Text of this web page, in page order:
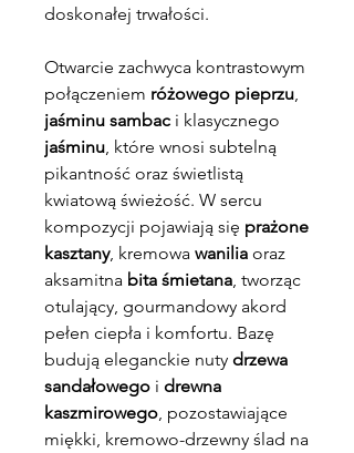
doskonałej trwałości.
Otwarcie zachwyca kontrastowym
połączeniem różowego pieprzu,
jaśminu sambac i klasycznego
jaśminu, które wnosi subtelną
pikantność oraz świetlistą
kwiatową świeżość. W sercu
kompozycji pojawiają się prażone
kasztany, kremowa wanilia oraz
aksamitna bita śmietana, tworząc
otulający, gourmandowy akord
pełen ciepła i komfortu. Bazę
budują eleganckie nuty drzewa
sandałowego i drewna
kaszmirowego, pozostawiające
miękki, kremowo-drzewny ślad na